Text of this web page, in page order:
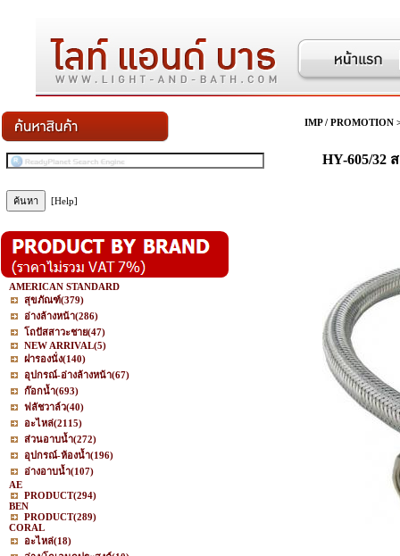
[Help]
AMERICAN STANDARD
สุขภัณฑ์(379)
อ่างล้างหน้า(286)
โถปัสสาวะชาย(47)
NEW ARRIVAL(5)
ฝารองนั่ง(140)
อุปกรณ์-อ่างล้างหน้า(67)
ก๊อกน้ำ(693)
ฟลัชวาล์ว(40)
อะไหล่(2115)
ส่วนอาบน้ำ(272)
อุปกรณ์-ห้องน้ำ(196)
อ่างอาบน้ำ(107)
AE
PRODUCT(294)
BEN
PRODUCT(289)
CORAL
อะไหล่(18)
IMP / PROMOTION
HY-605/32